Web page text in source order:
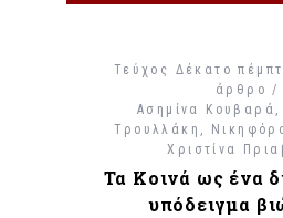
Τεύχος Δέκατο
άρθρο /
Ασημίνα Κουβαρά
Τρουλλάκη
Χριστίνα
Τα Κοινά ως ένα
υπόδειγμα